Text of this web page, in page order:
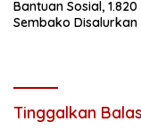
Bantuan Sosial,
Sembako Disalurkan
Tinggalkan